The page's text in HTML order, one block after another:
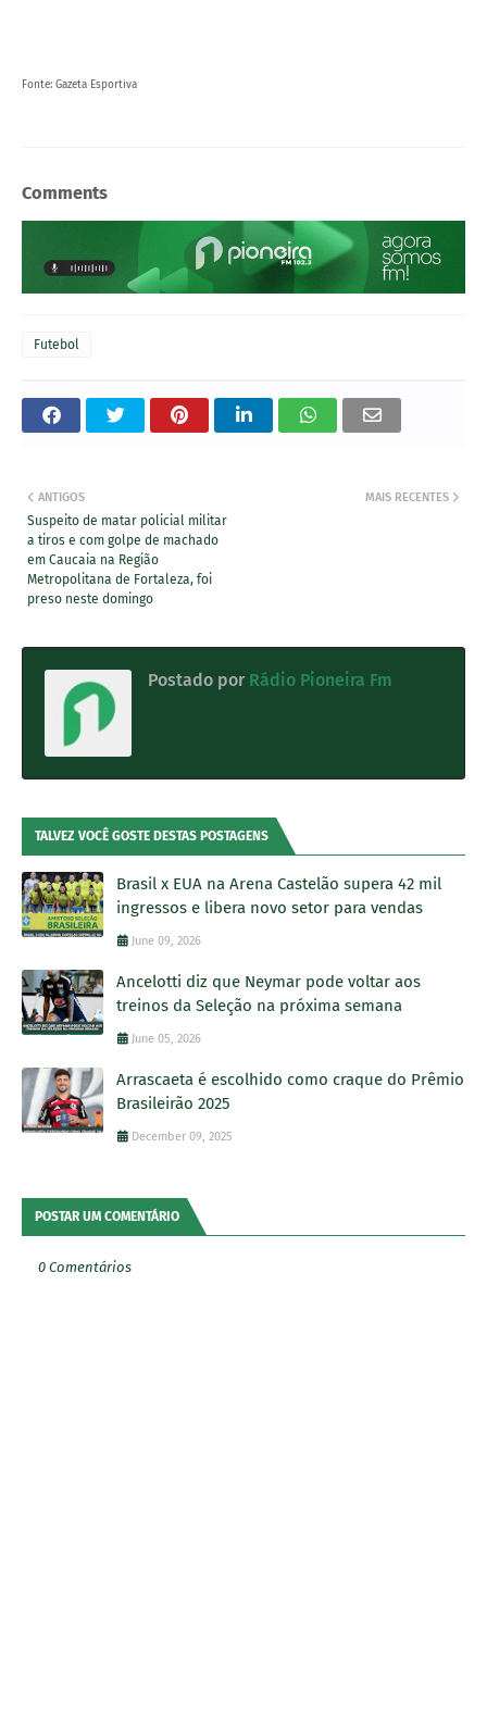
Fonte: Gazeta Esportiva
Comments
Futebol
MAIS RECENTES
ANTIGOS
Suspeito de matar policial militar
a tiros e com golpe de machado
em Caucaia na Região
Metropolitana de Fortaleza, foi
preso neste domingo
Postado por Rádio Pioneira Fm
TALVEZ VOCÊ GOSTE DESTAS POSTAGENS
Brasil x EUA na Arena Castelão supera 42 mil
ingressos e libera novo setor para vendas
June 09, 2026
Ancelotti diz que Neymar pode voltar aos
treinos da Seleção na próxima semana
June 05, 2026
Arrascaeta é escolhido como craque do Prêmio
Brasileirão 2025
December 09, 2025
POSTAR UM COMENTÁRIO
0 Comentários